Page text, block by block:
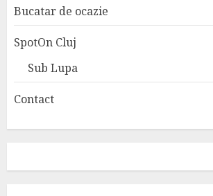
Bucatar de ocazie
SpotOn Cluj
Sub Lupa
Contact